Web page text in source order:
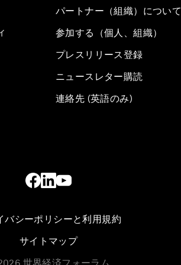
パートナー（組織）につい
参加する（個人、組織）
プレスリリース登録
ニュースレター購読
連絡先 (英語のみ)
バシーポリシーと利用規約
サイトマップ